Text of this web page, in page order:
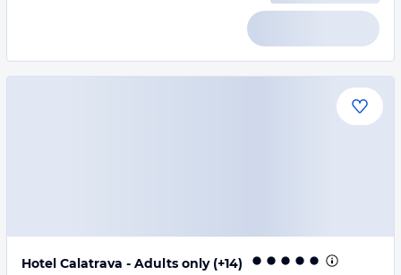
Hotel Calatrava - Adults only (+14)